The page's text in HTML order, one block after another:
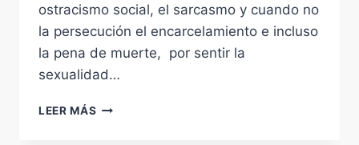
ostracismo social, el sarcasmo y cuando no
la persecución el encarcelamiento e incluso
la pena de muerte, por sentir la
sexualidad…
LEER MÁS DÍA